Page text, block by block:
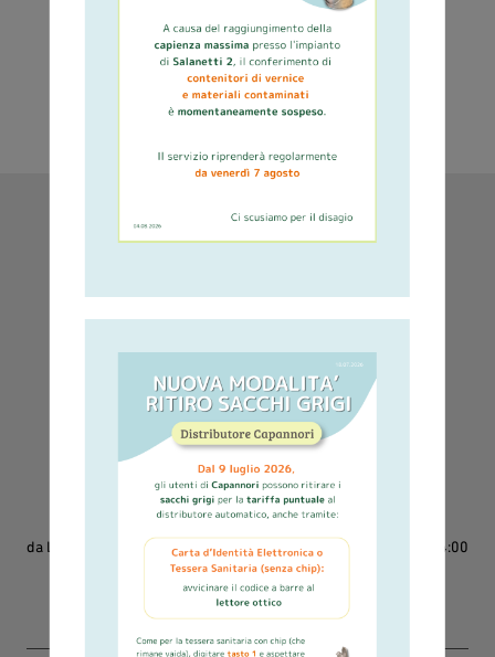
SERVIZI IN EVIDENZA
Servizi di raccolta
800-942951
da Lunedì a Sabato dalle 8:00 alle 14:00
Inviare i moduli tramite fax o tramite email